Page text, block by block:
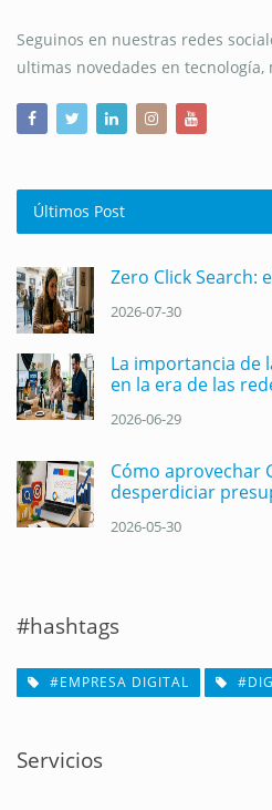
Seguinos en nuestras redes
ultimas novedades en
Últimos Post
Zero Click Search:
2026-07-30
La importancia de
en la era de las
2026-06-29
Cómo aprovechar
desperdiciar
2026-05-30
#hashtags
#EMPRESA DIGITAL
Servicios